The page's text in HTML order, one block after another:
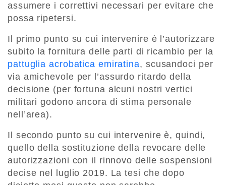
assumere i correttivi necessari per evitare che
possa ripetersi.
Il primo punto su cui intervenire è l’autorizzare
subito la fornitura delle parti di ricambio per la
pattuglia acrobatica emiratina, scusandoci per
via amichevole per l’assurdo ritardo della
decisione (per fortuna alcuni nostri vertici
militari godono ancora di stima personale
nell’area).
Il secondo punto su cui intervenire è, quindi,
quello della sostituzione della revocare delle
autorizzazioni con il rinnovo delle sospensioni
decise nel luglio 2019. La tesi che dopo